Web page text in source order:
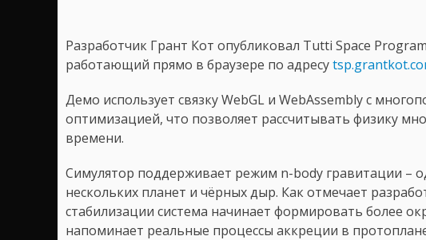
Разработчик Грант Кот опубликовал Tutti Space
работающий прямо в браузере по адресу
Демо использует связку WebGL и WebAssembly с
оптимизацией, что позволяет рассчитывать физику
времени.
Симулятор поддерживает режим n-body гравитации –
нескольких планет и чёрных дыр. Как отмечает
стабилизации система начинает формировать более
напоминает реальные процессы аккреции в